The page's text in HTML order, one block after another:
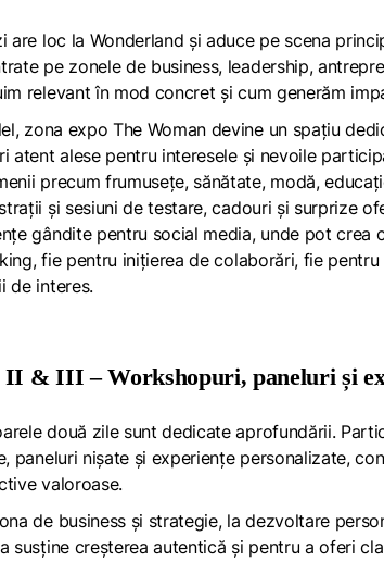
are loc la Wonderland și aduce pe scena
pe zonele de business, leadership,
relevant în mod concret și cum generăm
zona expo The Woman devine un spațiu
atent alese pentru interesele și nevoile
precum frumusețe, sănătate, modă,
și sesiuni de testare, cadouri și surprize
gândite pentru social media, unde pot
fie pentru inițierea de colaborări, fie
de interes.
II & III – Workshopuri, paneluri și
două zile sunt dedicate aprofundării.
paneluri nișate și experiențe personalizate,
valoroase.
de business și strategie, la dezvoltare
susține creșterea autentică și pentru a oferi